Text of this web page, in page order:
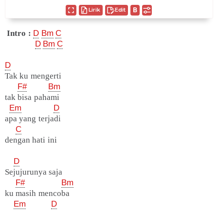
Lirik Edit
Intro : D Bm C
D Bm C
D
Tak ku mengerti
F#
Bm
tak bisa pahami
Em
D
apa yang terjadi
C
dengan hati ini
D
Sejujurunya saja
F#
Bm
ku masih mencoba
Em
D